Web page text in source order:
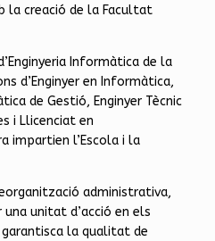
la creació de la Facultat
Informàtica de la
d’Enginyer en Informàtica,
de Gestió, Enginyer Tècnic
i Llicenciat en
impartien l’Escola i la
administrativa,
unitat d’acció en els
la qualitat de